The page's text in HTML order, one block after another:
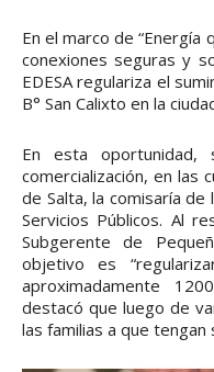
En el marco de “Energía
conexiones seguras y
EDESA regulariza el
B° San Calixto en la
En esta oportunidad,
comercialización, en las
de Salta, la comisaría
Servicios Públicos. Al
Subgerente de
objetivo es
aproximadamente
destacó que luego de
las familias a que tengan